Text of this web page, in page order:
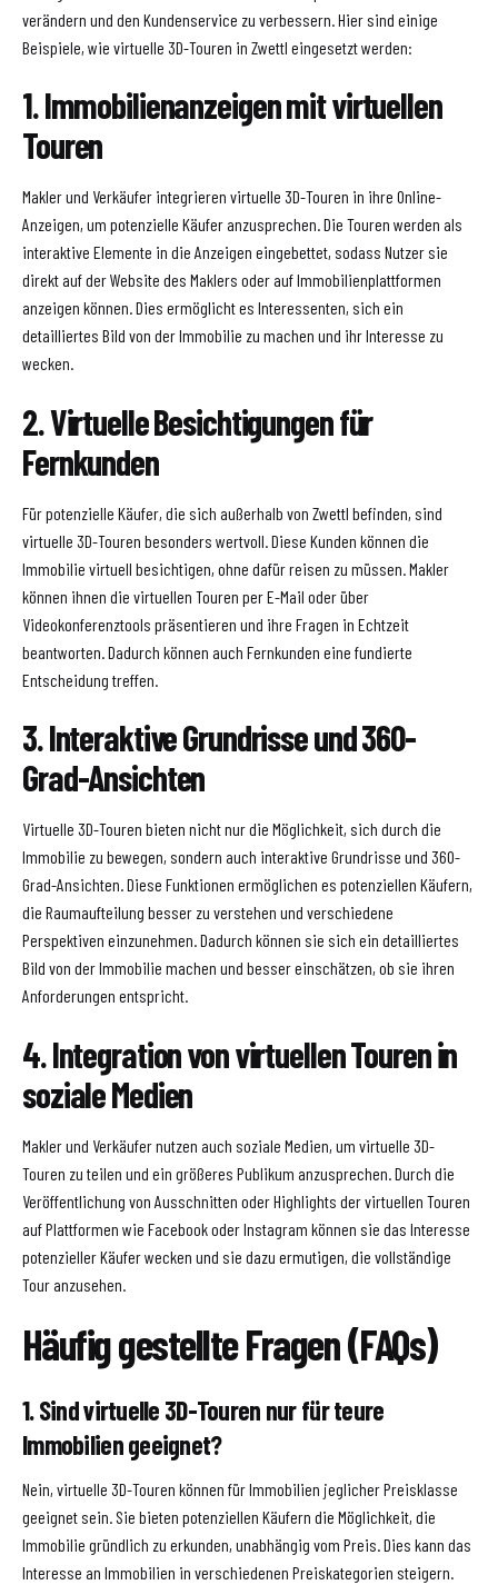
verändern und den Kundenservice zu verbessern. Hier sind einige
Beispiele, wie virtuelle 3D-Touren in Zwettl eingesetzt werden:
1. Immobilienanzeigen mit virtuellen
Touren
Makler und Verkäufer integrieren virtuelle 3D-Touren in ihre Online-
Anzeigen, um potenzielle Käufer anzusprechen. Die Touren werden als
interaktive Elemente in die Anzeigen eingebettet, sodass Nutzer sie
direkt auf der Website des Maklers oder auf Immobilienplattformen
anzeigen können. Dies ermöglicht es Interessenten, sich ein
detailliertes Bild von der Immobilie zu machen und ihr Interesse zu
wecken.
2. Virtuelle Besichtigungen für
Fernkunden
Für potenzielle Käufer, die sich außerhalb von Zwettl befinden, sind
virtuelle 3D-Touren besonders wertvoll. Diese Kunden können die
Immobilie virtuell besichtigen, ohne dafür reisen zu müssen. Makler
können ihnen die virtuellen Touren per E-Mail oder über
Videokonferenztools präsentieren und ihre Fragen in Echtzeit
beantworten. Dadurch können auch Fernkunden eine fundierte
Entscheidung treffen.
3. Interaktive Grundrisse und 360-
Grad-Ansichten
Virtuelle 3D-Touren bieten nicht nur die Möglichkeit, sich durch die
Immobilie zu bewegen, sondern auch interaktive Grundrisse und 360-
Grad-Ansichten. Diese Funktionen ermöglichen es potenziellen Käufern,
die Raumaufteilung besser zu verstehen und verschiedene
Perspektiven einzunehmen. Dadurch können sie sich ein detailliertes
Bild von der Immobilie machen und besser einschätzen, ob sie ihren
Anforderungen entspricht.
4. Integration von virtuellen Touren in
soziale Medien
Makler und Verkäufer nutzen auch soziale Medien, um virtuelle 3D-
Touren zu teilen und ein größeres Publikum anzusprechen. Durch die
Veröffentlichung von Ausschnitten oder Highlights der virtuellen Touren
auf Plattformen wie Facebook oder Instagram können sie das Interesse
potenzieller Käufer wecken und sie dazu ermutigen, die vollständige
Tour anzusehen.
Häufig gestellte Fragen (FAQs)
1. Sind virtuelle 3D-Touren nur für teure
Immobilien geeignet?
Nein, virtuelle 3D-Touren können für Immobilien jeglicher Preisklasse
geeignet sein. Sie bieten potenziellen Käufern die Möglichkeit, die
Immobilie gründlich zu erkunden, unabhängig vom Preis. Dies kann das
Interesse an Immobilien in verschiedenen Preiskategorien steigern.